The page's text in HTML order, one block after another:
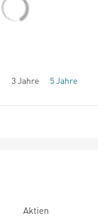
3 Jahre 5 Jahre
Aktien